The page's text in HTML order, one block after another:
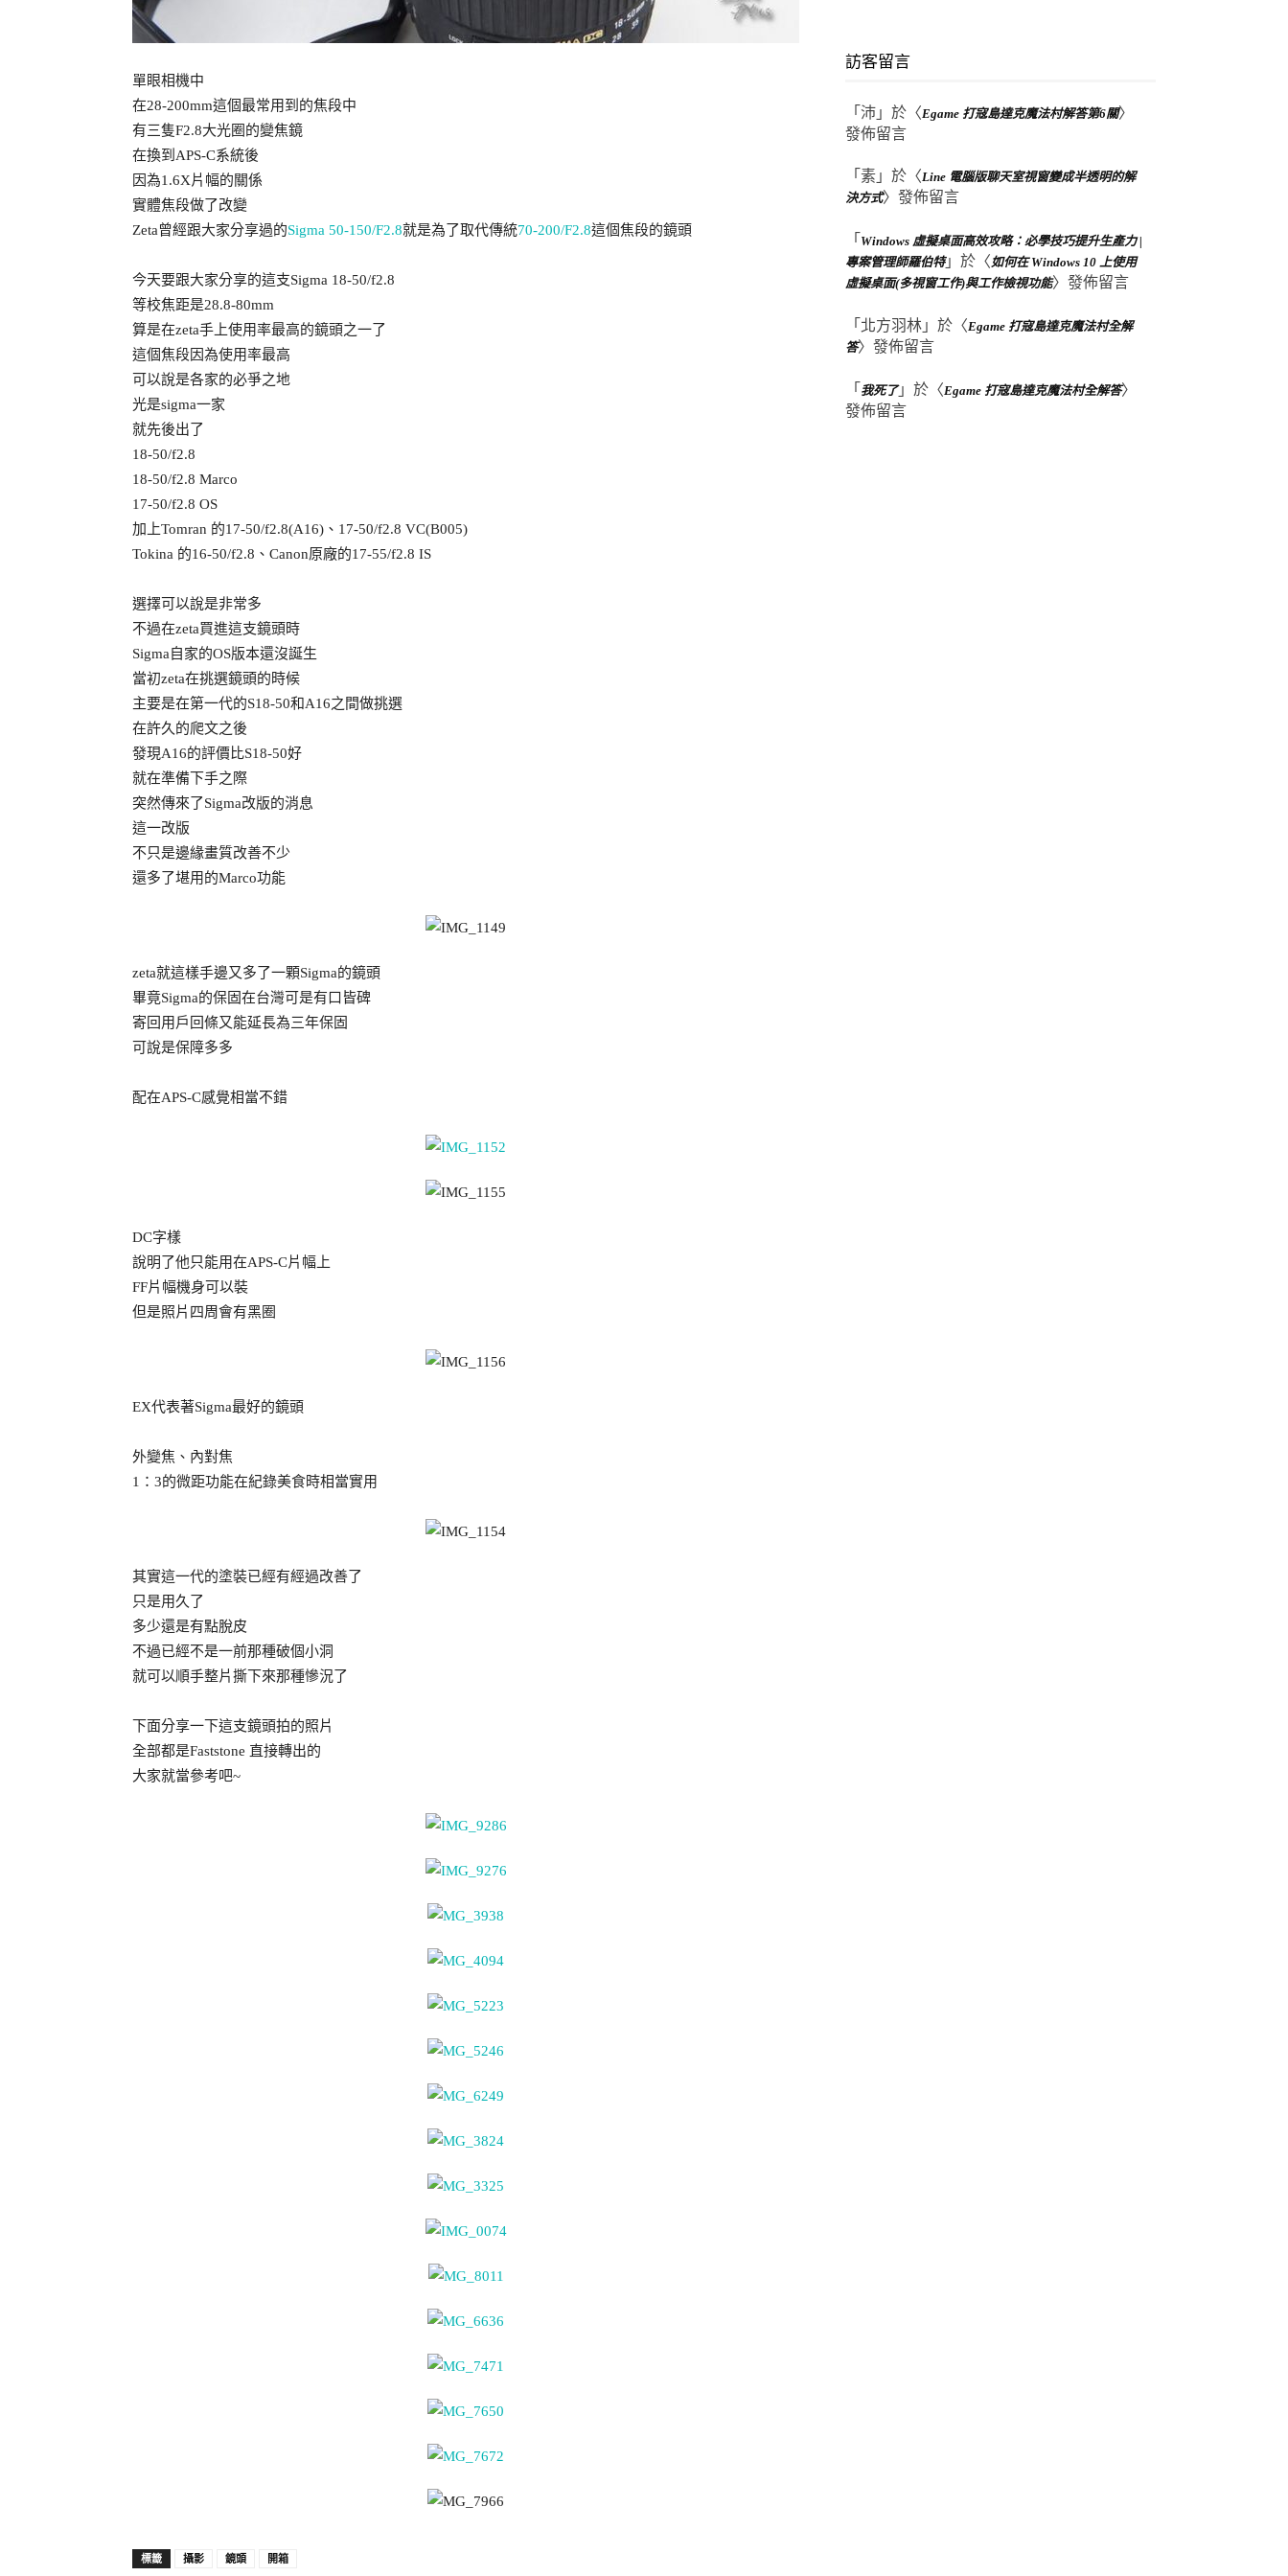
單眼相機中
在28-200mm這個最常用到的焦段中
有三隻F2.8大光圈的變焦鏡
在換到APS-C系統後
因為1.6X片幅的關係
實體焦段做了改變
Zeta曾經跟大家分享過的Sigma 50-150/F2.8就是為了取代傳統70-200/F2.8這個焦段的鏡頭
今天要跟大家分享的這支Sigma 18-50/f2.8
等校焦距是28.8-80mm
算是在zeta手上使用率最高的鏡頭之一了
這個焦段因為使用率最高
可以說是各家的必爭之地
光是sigma一家
就先後出了
18-50/f2.8
18-50/f2.8 Marco
17-50/f2.8 OS
加上Tomran 的17-50/f2.8(A16)、17-50/f2.8 VC(B005)
Tokina 的16-50/f2.8、Canon原廠的17-55/f2.8 IS
選擇可以說是非常多
不過在zeta買進這支鏡頭時
Sigma自家的OS版本還沒誕生
當初zeta在挑選鏡頭的時候
主要是在第一代的S18-50和A16之間做挑選
在許久的爬文之後
發現A16的評價比S18-50好
就在準備下手之際
突然傳來了Sigma改版的消息
這一改版
不只是邊緣畫質改善不少
還多了堪用的Marco功能
zeta就這樣手邊又多了一顆Sigma的鏡頭
畢竟Sigma的保固在台灣可是有口皆碑
寄回用戶回條又能延長為三年保固
可說是保障多多
配在APS-C感覺相當不錯
DC字樣
說明了他只能用在APS-C片幅上
FF片幅機身可以裝
但是照片四周會有黑圈
EX代表著Sigma最好的鏡頭
外變焦、內對焦
1：3的微距功能在紀錄美食時相當實用
其實這一代的塗裝已經有經過改善了
只是用久了
多少還是有點脫皮
不過已經不是一前那種破個小洞
就可以順手整片撕下來那種慘況了
下面分享一下這支鏡頭拍的照片
全部都是Faststone 直接轉出的
大家就當參考吧~
標籤 攝影 鏡頭 開箱
訪客留言
「 沛 」於〈Egame 打寇島達克魔法村解答第6關〉
發佈留言
「 素 」於〈Line 電腦版聊天室視窗變成半透明的解
決方式〉發佈留言
「 Windows 虛擬桌面高效攻略：必學技巧提升生產力 |
專案管理師羅伯特」於〈 如何在 Windows 10 上使用
虛擬桌面(多視窗工作)與工作檢視功能〉發佈留言
「 北方羽林 」於〈Egame 打寇島達克魔法村全解
答〉發佈留言
「 我死了」於〈Egame 打寇島達克魔法村全解答〉
發佈留言